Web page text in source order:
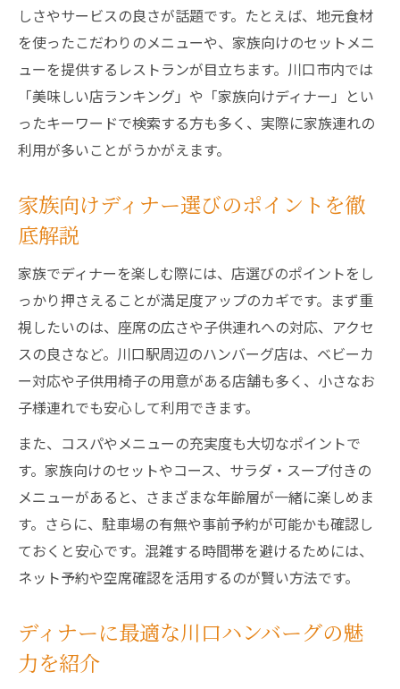
とは
ディナーにも最適な川口駅ハンバーグ体験記
川口駅ディナーで感じたハンバーグ体験談
ディナー利用時のハンバーグ店おすすめポ
イント
家族で味わうディナーの実際の雰囲気レポ
ディナータイムの混雑状況と予約のコツ
検証
ハンバーグ好きなら川口駅周辺の夜に注目を
ディナーで選びたい川口駅ハンバーグの魅
力
ハンバーグ好きが推す夜のディナー店の特
徴
川口駅周辺で評判の高いディナーハンバー
グ
ディナータイム限定メニューの楽しみ方
ハンバーグ通が満足するディナー体験とは
川口駅周辺のおすすめディナーハンバーグ特集
バーグ
家族に人気のディナーハンバーグランキン
しさやサービスの良さが話題です。たとえば、地元食材
を使ったこだわりのメニューや、家族向けのセットメニ
ューを提供するレストランが目立ちます。川口市内では
「美味しい店ランキング」や「家族向けディナー」とい
ったキーワードで検索する方も多く、実際に家族連れの
利用が多いことがうかがえます。
家族向けディナー選びのポイントを徹
底解説
家族でディナーを楽しむ際には、店選びのポイントをし
っかり押さえることが満足度アップのカギです。まず重
視したいのは、座席の広さや子供連れへの対応、アクセ
スの良さなど。川口駅周辺のハンバーグ店は、ベビーカ
ー対応や子供用椅子の用意がある店舗も多く、小さなお
子様連れでも安心して利用できます。
また、コスパやメニューの充実度も大切なポイントで
す。家族向けのセットやコース、サラダ・スープ付きの
メニューがあると、さまざまな年齢層が一緒に楽しめま
す。さらに、駐車場の有無や事前予約が可能かも確認し
ておくと安心です。混雑する時間帯を避けるためには、
ネット予約や空席確認を活用するのが賢い方法です。
ディナーに最適な川口ハンバーグの魅
力を紹介